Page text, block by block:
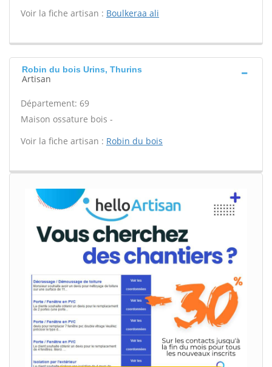
Voir la fiche artisan : Boulkeraa ali
Robin du bois Urins, Thurins
Artisan
Département: 69
Maison ossature bois -
Voir la fiche artisan : Robin du bois